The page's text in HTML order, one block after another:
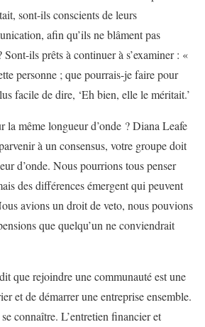
sont-ils conscients de leurs
afin qu’ils ne blâment pas
ils prêts à continuer à s’examiner : «
personne ; que pourrais-je faire pour
facile de dire, ‘Eh bien, elle le méritait.’
la même longueur d’onde ? Diana Leafe
à un consensus, votre groupe doit
d’onde. Nous pourrions tous penser
des différences émergent qui peuvent
avions un droit de veto, nous pouvions
que quelqu’un ne conviendrait
que rejoindre une communauté est une
et de démarrer une entreprise ensemble.
connaître. L’entretien financier et